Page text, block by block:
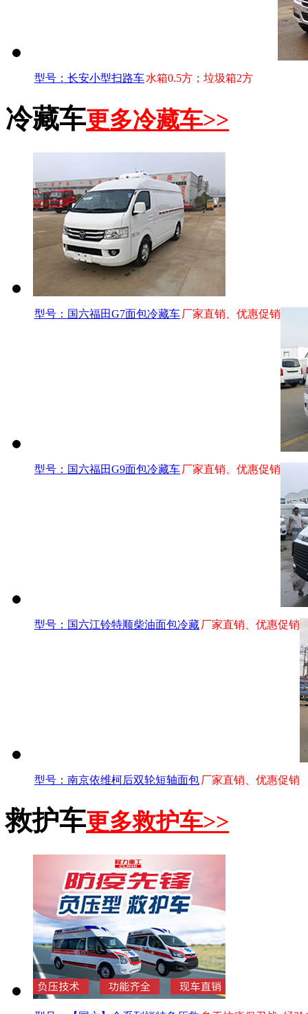
型号：长安小型扫路车水箱0.5方；垃圾箱2方
冷藏车更多冷藏车>>
型号：国六福田G7面包冷藏车厂家直销、优惠促销
型号：国六福田G9面包冷藏车厂家直销、优惠促销
型号：国六江铃特顺柴油面包冷藏厂家直销、优惠促销
型号：南京依维柯后双轮短轴面包厂家直销、优惠促销
救护车更多救护车>>